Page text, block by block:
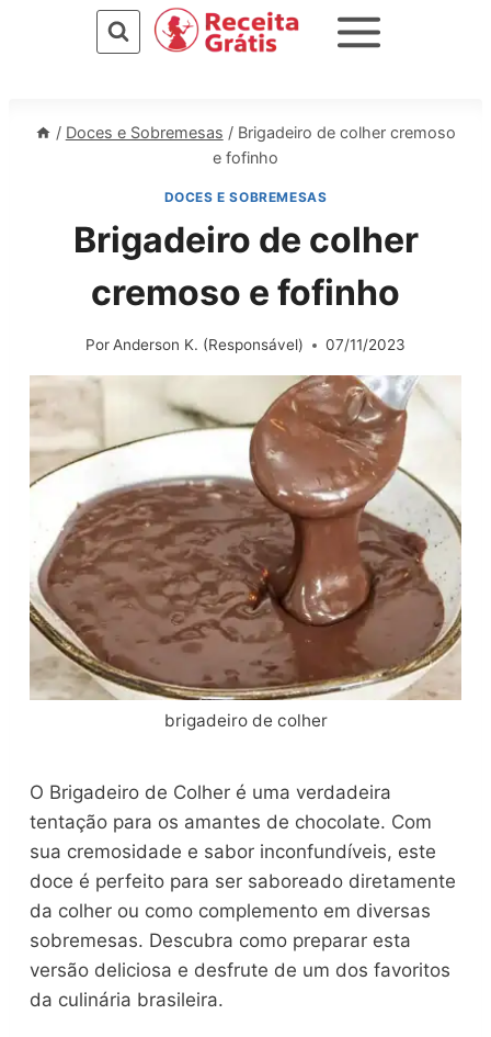
/ Doces e Sobremesas / Brigadeiro de colher cremoso
e fofinho
DOCES E SOBREMESAS
Brigadeiro de colher
cremoso e fofinho
PorAnderson K. (Responsável) 07/11/2023
brigadeiro de colher
O Brigadeiro de Colher é uma verdadeira
tentação para os amantes de chocolate. Com
sua cremosidade e sabor inconfundíveis, este
doce é perfeito para ser saboreado diretamente
da colher ou como complemento em diversas
sobremesas. Descubra como preparar esta
versão deliciosa e desfrute de um dos favoritos
da culinária brasileira.